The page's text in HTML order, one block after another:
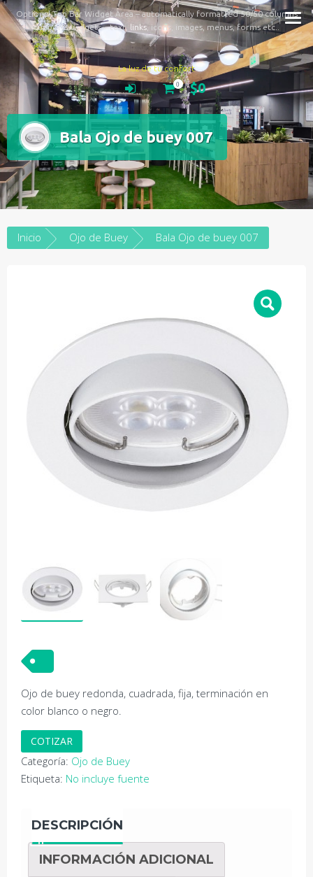
Optional Top Bar Widget Area – automatically formatted 50/50 columns
Supports widgets – text, links , icons, images, menus, forms etc..
La luz de tu confort
0 $0
Bala Ojo de buey 007
Inicio Ojo de Buey Bala Ojo de buey 007
Ojo de buey redonda, cuadrada, fija, terminación en
color blanco o negro.
COTIZAR
Categoría: Ojo de Buey
Etiqueta: No incluye fuente
DESCRIPCIÓN
INFORMACIÓN ADICIONAL